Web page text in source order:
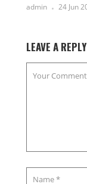
admin 24 Jun
LEAVE A REPLY